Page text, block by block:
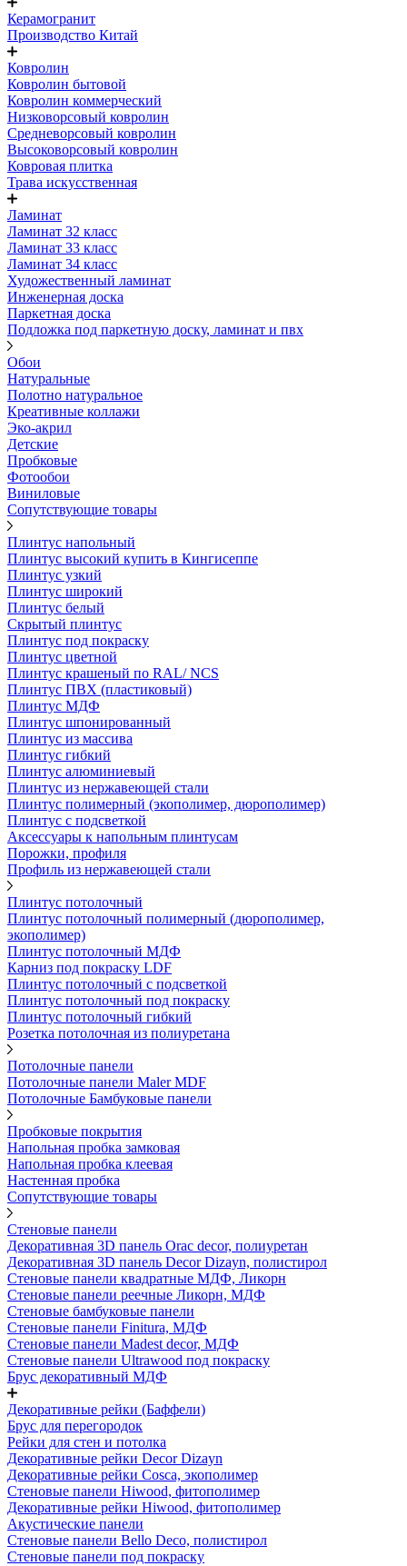
Керамогранит
Производство Китай
Ковролин
Ковролин бытовой
Ковролин коммерческий
Низковорсовый ковролин
Средневорсовый ковролин
Высоковорсовый ковролин
Ковровая плитка
Трава искусственная
Ламинат
Ламинат 32 класс
Ламинат 33 класс
Ламинат 34 класс
Художественный ламинат
Инженерная доска
Паркетная доска
Подложка под паркетную доску, ламинат и пвх
Обои
Натуральные
Полотно натуральное
Креативные коллажи
Эко-акрил
Детские
Пробковые
Фотообои
Виниловые
Сопутствующие товары
Плинтус напольный
Плинтус высокий купить в Кингисеппе
Плинтус узкий
Плинтус широкий
Плинтус белый
Скрытый плинтус
Плинтус под покраску
Плинтус цветной
Плинтус крашеный по RAL/ NCS
Плинтус ПВХ (пластиковый)
Плинтус МДФ
Плинтус шпонированный
Плинтус из массива
Плинтус гибкий
Плинтус алюминиевый
Плинтус из нержавеющей стали
Плинтус полимерный (экополимер, дюрополимер)
Плинтус с подсветкой
Аксессуары к напольным плинтусам
Порожки, профиля
Профиль из нержавеющей стали
Плинтус потолочный
Плинтус потолочный полимерный (дюрополимер,
экополимер)
Плинтус потолочный МДФ
Карниз под покраску LDF
Плинтус потолочный с подсветкой
Плинтус потолочный под покраску
Плинтус потолочный гибкий
Розетка потолочная из полиуретана
Потолочные панели
Потолочные панели Maler MDF
Потолочные Бамбуковые панели
Пробковые покрытия
Напольная пробка замковая
Напольная пробка клеевая
Настенная пробка
Сопутствующие товары
Стеновые панели
Декоративная 3D панель Orac decor, полиуретан
Декоративная 3D панель Decor Dizayn, полистирол
Стеновые панели квадратные МДФ, Ликорн
Стеновые панели реечные Ликорн, МДФ
Стеновые бамбуковые панели
Стеновые панели Finitura, МДФ
Стеновые панели Madest decor, МДФ
Стеновые панели Ultrawood под покраску
Брус декоративный МДФ
Декоративные рейки (Баффели)
Брус для перегородок
Рейки для стен и потолка
Декоративные рейки Decor Dizayn
Декоративные рейки Cosca, экополимер
Стеновые панели Hiwood, фитополимер
Декоративные рейки Hiwood, фитополимер
Акустические панели
Стеновые панели Bello Deco, полистирол
Стеновые панели под покраску